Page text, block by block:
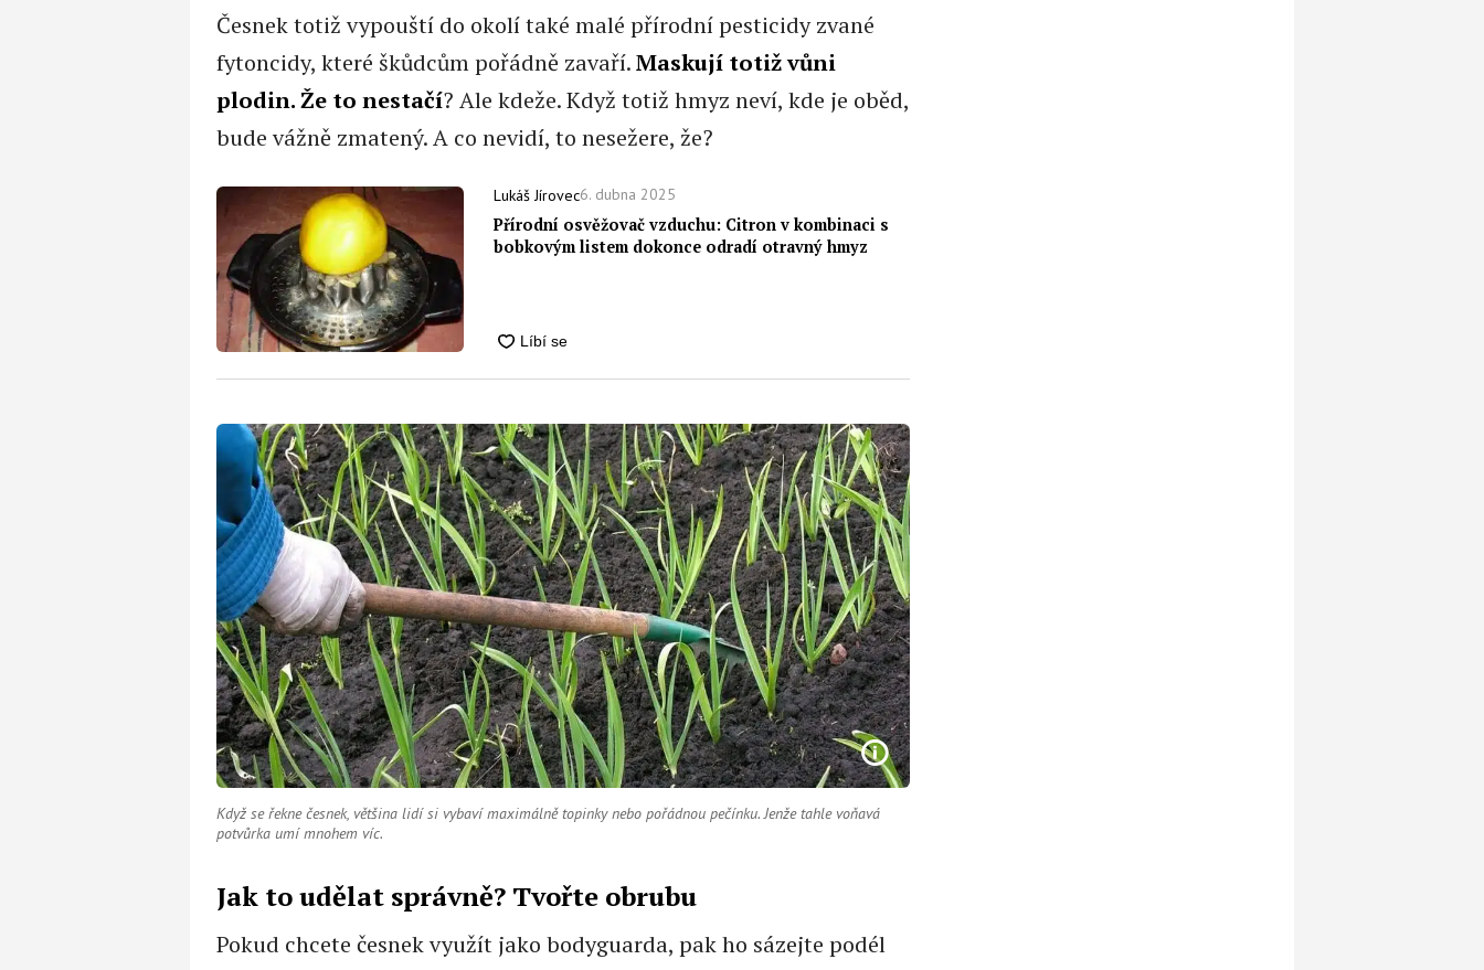
Česnek totiž vypouští do okolí také malé přírodní pesticidy zvané
fytoncidy, které škůdcům pořádně zavaří.Maskují totiž vůni
plodin. Že to nestačí? Ale kdeže. Když totiž hmyz neví, kde je oběd,
bude vážně zmatený. A co nevidí, to nesežere, že?
Lukáš Jírovec6. dubna 2025
Přírodní osvěžovač vzduchu: Citron v kombinaci s
bobkovým listem dokonce odradí otravný hmyz
Když se řekne česnek, většina lidí si vybaví maximálně topinky nebo pořádnou pečínku. Jenže tahle voňavá
potvůrka umí mnohem víc.
Jak to udělat správně? Tvořte obrubu
Pokud chcete česnek využít jako bodyguarda, pak ho sázejte podél